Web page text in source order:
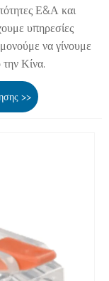
Ε&Α και
υπηρεσίες
να γίνουμε
την Κίνα.
>>